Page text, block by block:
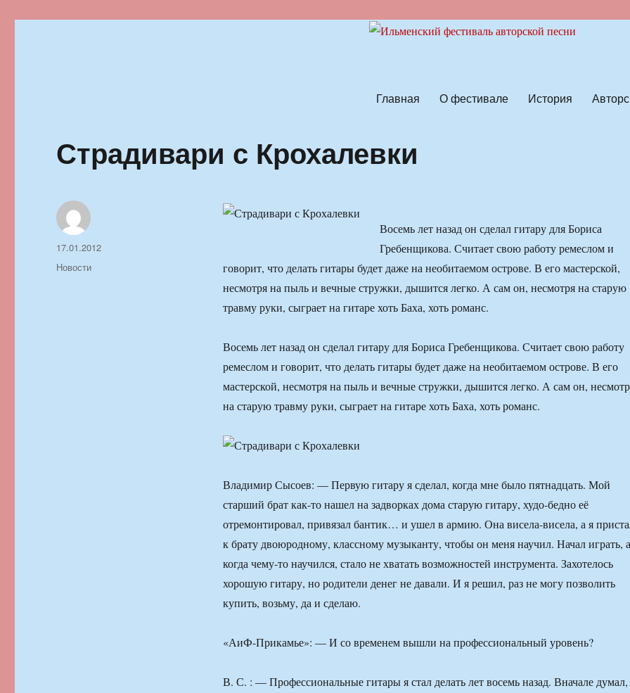
Главная О фестивале История
Страдивари с Крохалевки
Восемь лет назад он сделал гитару для Бориса
Гребенщикова. Считает свою работу ремеслом и
говорит, что делать гитары будет даже на необитаемом острове. В его мастерской,
несмотря на пыль и вечные стружки, дышится легко. А сам он, несмотря на старую
травму руки, сыграет на гитаре хоть Баха, хоть романс.
Восемь лет назад он сделал гитару для Бориса Гребенщикова. Считает свою работу
ремеслом и говорит, что делать гитары будет даже на необитаемом острове. В его
мастерской, несмотря на пыль и вечные стружки, дышится легко. А сам он,
на старую травму руки, сыграет на гитаре хоть Баха, хоть романс.
Владимир Сысоев: — Первую гитару я сделал, когда мне было пятнадцать. Мой
старший брат как-то нашел на задворках дома старую гитару, худо-бедно её
отремонтировал, привязал бантик… и ушел в армию. Она висела-висела, а я
к брату двоюродному, классному музыканту, чтобы он меня научил. Начал играть, а
когда чему-то научился, стало не хватать возможностей инструмента. Захотелось
хорошую гитару, но родители денег не давали. И я решил, раз не могу позволить
купить, возьму, да и сделаю.
«АиФ-Прикамье»: — И со временем вышли на профессиональный уровень?
В. С. : — Профессиональные гитары я стал делать лет восемь назад. Вначале думал,
Автор
Опубликовано
17.01.2012
Рубрики
Новости